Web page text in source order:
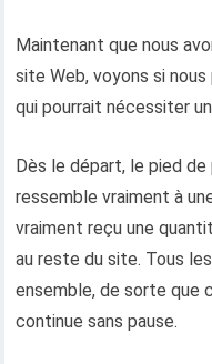
Maintenant que nous
site Web, voyons si
qui pourrait nécessiter
Dès le départ, le pied
ressemble vraiment à
vraiment reçu une
au reste du site. Tous
ensemble, de sorte que
continue sans pause.